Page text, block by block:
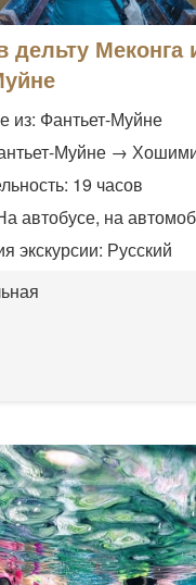
дельту Меконга
из: Фантьет-Муйне
Муйне →
19 часов
автобусе, на
экскурсии: Русский